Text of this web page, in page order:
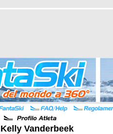
Kelly Vanderbeek